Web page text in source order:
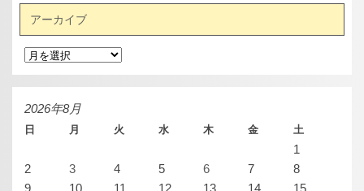
アーカイブ
ア
ー
カ
イ
ブ
2026年8月
日 月 火 水 木 金 土
1
2
3 4 5 6 7
8
9
10 11 12 13 14 15